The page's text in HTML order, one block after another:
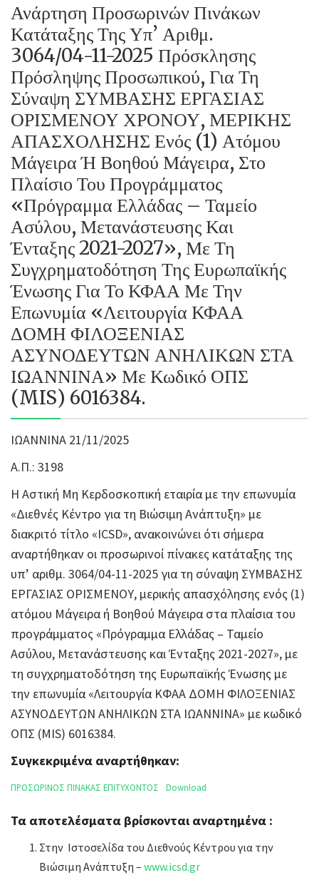
Ανάρτηση Προσωρινών Πινάκων
Κατάταξης Της Υπ’ Αριθμ.
3064/04-11-2025 Πρόσκλησης
Πρόσληψης Προσωπικού, Για Τη
Σύναψη ΣΥΜΒΑΣΗΣ ΕΡΓΑΣΙΑΣ
ΟΡΙΣΜΕΝΟΥ ΧΡΟΝΟΥ, ΜΕΡΙΚΗΣ
ΑΠΑΣΧΟΛΗΣΗΣ Ενός (1) Ατόμου
Μάγειρα Ή Βοηθού Μάγειρα, Στο
Πλαίσιο Του Προγράμματος
«Πρόγραμμα Ελλάδας – Ταμείο
Ασύλου, Μετανάστευσης Και
Ένταξης 2021-2027», Με Τη
Συγχρηματοδότηση Της Ευρωπαϊκής
Ένωσης Για Το ΚΦΑΑ Με Την
Επωνυμία «Λειτουργία ΚΦΑΑ
ΔΟΜΗ ΦΙΛΟΞΕΝΙΑΣ
ΑΣΥΝΟΔΕΥΤΩΝ ΑΝΗΛΙΚΩΝ ΣΤΑ
ΙΩΑΝΝΙΝΑ» Με Κωδικό ΟΠΣ
(MIS) 6016384.
ΙΩΑΝΝΙΝΑ 21/11/2025
Α.Π.: 3198
Η Αστική Μη Κερδοσκοπική εταιρία με την επωνυμία
«Διεθνές Κέντρο για τη Βιώσιμη Ανάπτυξη» με
διακριτό τίτλο «ICSD», ανακοινώνει ότι σήμερα
αναρτήθηκαν οι προσωρινοί πίνακες κατάταξης της
υπ’ αριθμ. 3064/04-11-2025 για τη σύναψη ΣΥΜΒΑΣΗΣ
ΕΡΓΑΣΙΑΣ ΟΡΙΣΜΕΝΟΥ, μερικής απασχόλησης ενός (1)
ατόμου Μάγειρα ή Βοηθού Μάγειρα στα πλαίσια του
προγράμματος «Πρόγραμμα Ελλάδας – Ταμείο
Ασύλου, Μετανάστευσης και Ένταξης 2021-2027», με
τη συγχρηματοδότηση της Ευρωπαϊκής Ένωσης με
την επωνυμία «Λειτουργία ΚΦΑΑ ΔΟΜΗ ΦΙΛΟΞΕΝΙΑΣ
ΑΣΥΝΟΔΕΥΤΩΝ ΑΝΗΛΙΚΩΝ ΣΤΑ ΙΩΑΝΝΙΝΑ» με κωδικό
ΟΠΣ (MIS) 6016384.
Συγκεκριμένα αναρτήθηκαν:
ΠΡΟΣΩΡΙΝΟΣ ΠΙΝΑΚΑΣ ΕΠΙΤΥΧΟΝΤΟΣ Download
Τα αποτελέσματα βρίσκονται αναρτημένα :
Στην Ιστοσελίδα του Διεθνούς Κέντρου για την
Βιώσιμη Ανάπτυξη – www.icsd.gr